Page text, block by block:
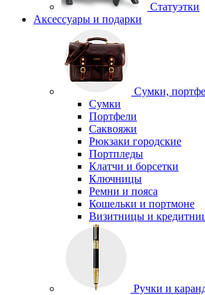
Статуэтки
Аксессуары и подарки
Сумки,
Сумки
Портфели
Саквояжи
Рюкзаки городские
Портпледы
Клатчи и борсетки
Ключницы
Ремни и пояса
Кошельки и портмоне
Визитницы и
Ручки и